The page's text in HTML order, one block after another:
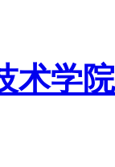
术学院